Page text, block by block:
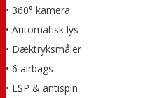
• 360° kamera
• Automatisk lys
• Dæktryksmåler
• 6 airbags
• ESP & antispin